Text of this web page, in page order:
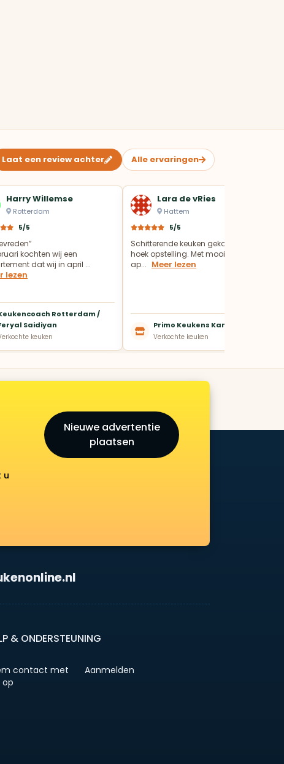
Laat een review achter Alle ervaringen
Harry Willemse
Rotterdam
5/5
kochten wij een
dat wij in april ...
lezen
Rotterdam /
Saidiyan
keuken
Lara de vRies
Hattem
5/5
Schitterende keuken gekocht in een
hoek opstelling. Met mooie Pelgrim
ap... Meer lezen
Primo Keukens Kampen
Verkochte keuken
u
Nieuwe advertentie
plaatsen
& ONDERSTEUNING
contact met
op
Aanmelden